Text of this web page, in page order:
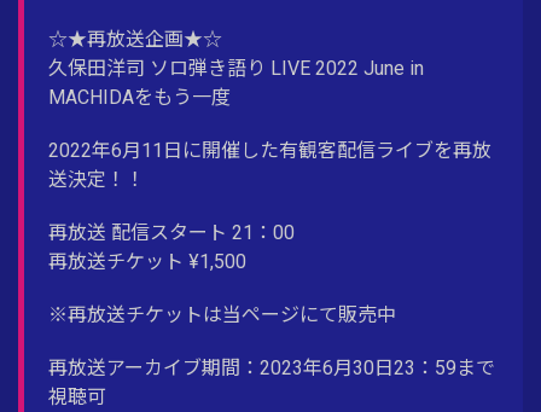
☆★再放送企画★☆
久保田洋司 ソロ弾き語り LIVE 2022 June in
MACHIDAをもう一度
2022年6月11日に開催した有観客配信ライブを再放
送決定！！
再放送 配信スタート 21：00
再放送チケット ¥1,500
※再放送チケットは当ページにて販売中
再放送アーカイブ期間：2023年6月30日23：59まで
視聴可